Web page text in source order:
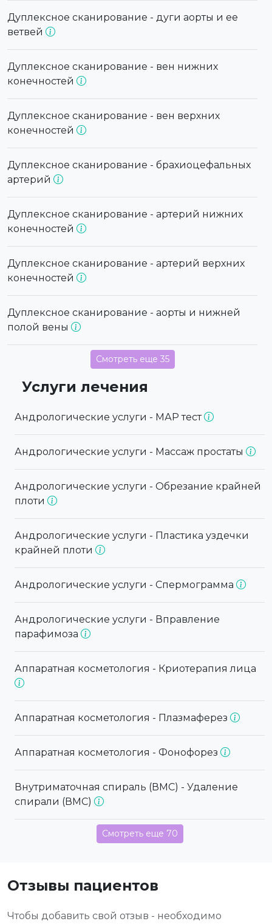
Дуплексное сканирование - дуги аорты и ее
ветвей
Дуплексное сканирование - вен нижних
конечностей
Дуплексное сканирование - вен верхних
конечностей
Дуплексное сканирование - брахиоцефальных
артерий
Дуплексное сканирование - артерий нижних
конечностей
Дуплексное сканирование - артерий верхних
конечностей
Дуплексное сканирование - аорты и нижней
полой вены
Смотреть еще 35
Услуги лечения
Андрологические услуги - МАР тест
Андрологические услуги - Массаж простаты
Андрологические услуги - Обрезание крайней
плоти
Андрологические услуги - Пластика уздечки
крайней плоти
Андрологические услуги - Спермограмма
Андрологические услуги - Вправление
парафимоза
Аппаратная косметология - Криотерапия лица
Аппаратная косметология - Плазмаферез
Аппаратная косметология - Фонофорез
Внутриматочная спираль (ВМС) - Удаление
спирали (ВМС)
Смотреть еще 70
Отзывы пациентов
Чтобы добавить свой отзыв - необходимо